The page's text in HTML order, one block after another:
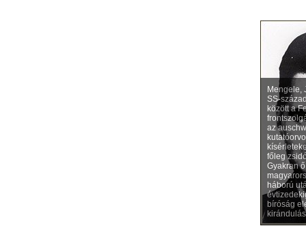
Mengele,
SS-
között a
az
főleg
Gyakran
háború
bíróság